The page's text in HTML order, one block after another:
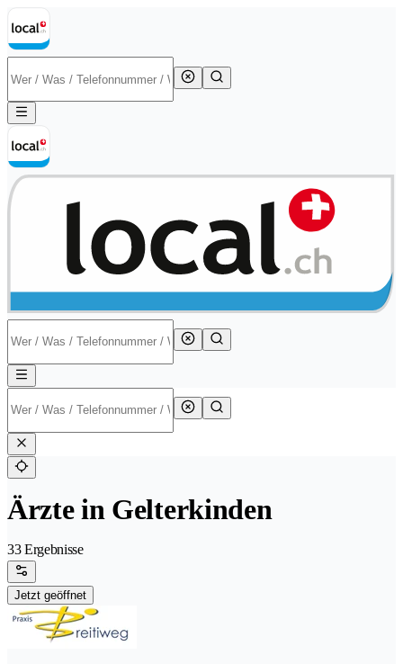
Ärzte in Gelterkinden
33 Ergebnisse
Jetzt geöffnet